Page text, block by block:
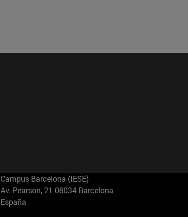
Campus Barcelona (IESE)
Av. Pearson, 21 08034 Barcelona
España